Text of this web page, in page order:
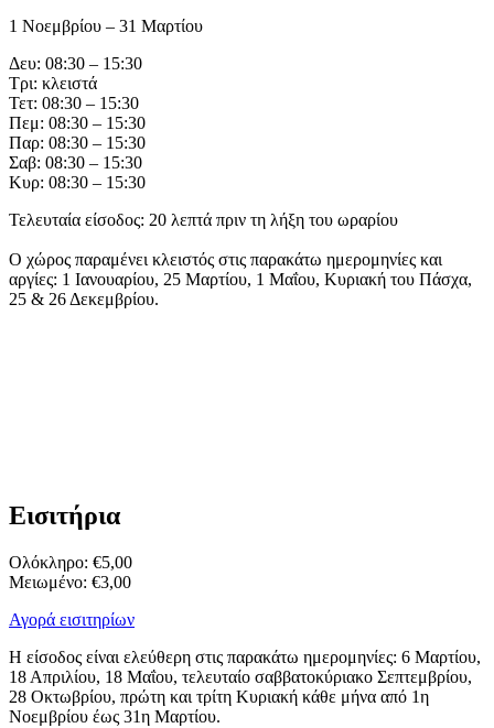
1 Νοεμβρίου – 31 Μαρτίου
Δευ: 08:30 – 15:30
Τρι: κλειστά
Τετ: 08:30 – 15:30
Πεμ: 08:30 – 15:30
Παρ: 08:30 – 15:30
Σαβ: 08:30 – 15:30
Κυρ: 08:30 – 15:30
Τελευταία είσοδος: 20 λεπτά πριν τη λήξη του ωραρίου
Ο χώρος παραμένει κλειστός στις παρακάτω ημερομηνίες και
αργίες: 1 Ιανουαρίου, 25 Μαρτίου, 1 Μαΐου, Κυριακή του Πάσχα,
25 & 26 Δεκεμβρίου.
Εισιτήρια
Ολόκληρο: €5,00
Μειωμένο: €3,00
Αγορά εισιτηρίων
Η είσοδος είναι ελεύθερη στις παρακάτω ημερομηνίες: 6 Μαρτίου,
18 Απριλίου, 18 Μαΐου, τελευταίο σαββατοκύριακο Σεπτεμβρίου,
28 Οκτωβρίου, πρώτη και τρίτη Κυριακή κάθε μήνα από 1η
Νοεμβρίου έως 31η Μαρτίου.